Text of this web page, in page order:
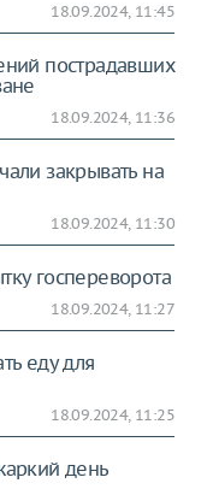
18.09.2024, 11:45
пострадавших
18.09.2024, 11:36
закрывать на
18.09.2024, 11:30
госпереворота
18.09.2024, 11:27
еду для
18.09.2024, 11:25
день